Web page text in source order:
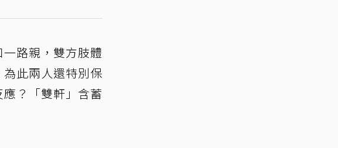
路親，雙方肢體
此兩人還特別保
？「雙軒」含蓄